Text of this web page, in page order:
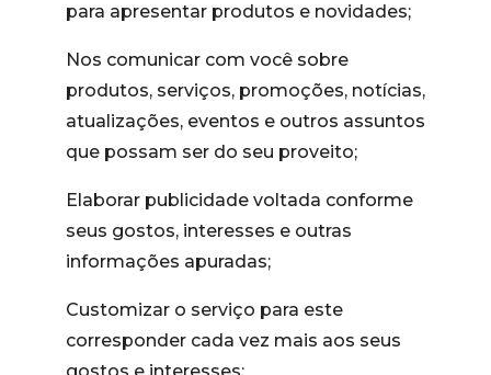
para apresentar produtos e novidades;
Nos comunicar com você sobre
produtos, serviços, promoções, notícias,
atualizações, eventos e outros assuntos
que possam ser do seu proveito;
Elaborar publicidade voltada conforme
seus gostos, interesses e outras
informações apuradas;
Customizar o serviço para este
corresponder cada vez mais aos seus